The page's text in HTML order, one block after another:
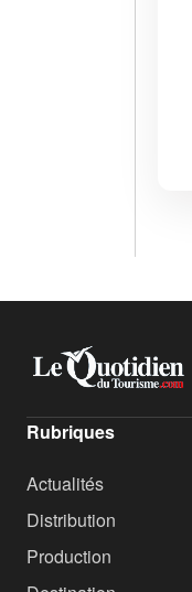
Rubriques
Actualités
Distribution
Production